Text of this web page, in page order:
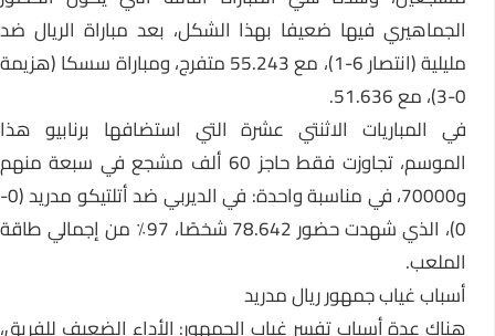
الجماهيري فيها ضعيفا بهذا الشكل، بعد مباراة الريال ضد
مليلية (انتصار 6-1)، مع 55.243 متفرج، ومباراة سسكا (هزيمة
في المباريات الاثنتي عشرة التي استضافها برنابيو هذا
الموسم، تجاوزت فقط حاجز 60 ألف مشجع في سبعة منهم
و70000، في مناسبة واحدة: في الديربي ضد أتلتيكو مدريد (0-
0)، الذي شهدت حضور 78.642 شخصًا، 97٪ من إجمالي طاقة
الملعب.
أسباب غياب جمهور ريال مدريد
هناك عدة أسباب تفسر غياب الجمهور: الأداء الضعيف للفريق،